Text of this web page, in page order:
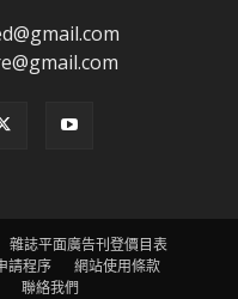
雜誌平面廣告刊登價目表
請程序
網站使用條款
聯絡我們